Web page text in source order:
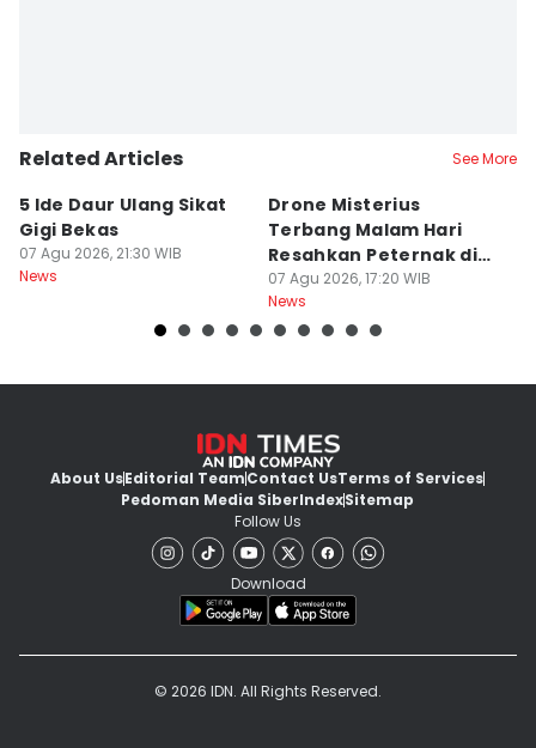
Related Articles See More
5 Ide Daur Ulang Sikat
Gigi Bekas
07 Agu 2026, 21:30 WIB
News
Drone Misterius
Terbang Malam Hari
Resahkan Peternak di
Marga Tabanan
07 Agu 2026, 17:20 WIB
News
About UsEditorial TeamContact UsTerms of Services
Pedoman Media SiberIndexSitemap
Follow Us
Download
© 2026 IDN. All Rights Reserved.